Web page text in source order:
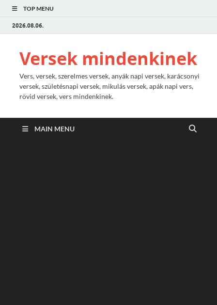
TOP MENU
2026.08.06.
Versek mindenkinek
Vers, versek, szerelmes versek, anyák napi versek, karácsonyi
versek, születésnapi versek, mikulás versek, apák napi vers,
rövid versek, vers mindenkinek.
MAIN MENU